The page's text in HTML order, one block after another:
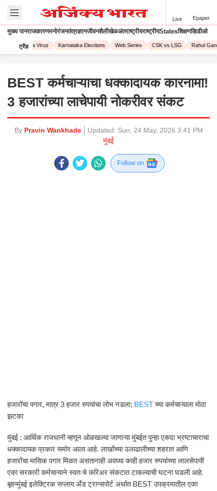
Live Epaper
मुख्य पानराजकारणमनोरंजनतंत्रज्ञानजीवनशैलीखेळअंतराष्ट्रीयराष्ट्रीयStatesशिक्षणव्हिडीओ
ट्रेंड
Corona Virus Karnataka Elections Web Series CSK vs LSG Rahul
BEST कर्मचाऱ्याचा धक्कादायक कारनामा!
3 हजारांच्या लाचेपायी नोकरीवर संकट
By Pravin Wankhade Updated: Sun, 24 May, 2026 3:41 PM
मुंबई
Follow on
हजारोंचा पगार, मात्र 3 हजार रुपयांचा लोभ नडला; BESTच्या कर्मचाऱ्याला मोठा
झटका
मुंबई : आर्थिक राजधानी म्हणून ओळखल्या जाणाऱ्या मुंबईत पुन्हा एकदा भ्रष्टाचाराचा
धक्कादायक प्रकार समोर आला आहे. लाखोंच्या उलाढालीच्या शहरात आणि
हजारोंचा मासिक पगार मिळत असतानाही अवघ्या काही हजार रुपयांच्या लालसेपायी
एका सरकारी कर्मचाऱ्याने स्वतःचे करिअर संकटात टाकल्याची घटना घडली आहे.
बृहन्मुंबई इलेक्ट्रिक सप्लाय अँड ट्रान्सपोर्ट अर्थात BEST उपक्रमातील एका